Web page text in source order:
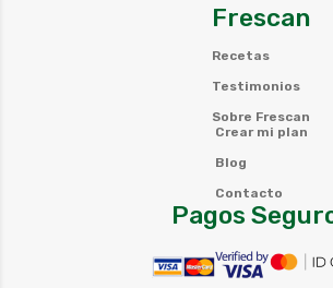
Frescan
Recetas
Testimonios
Sobre Frescan
Crear mi plan
Blog
Contacto
Pagos